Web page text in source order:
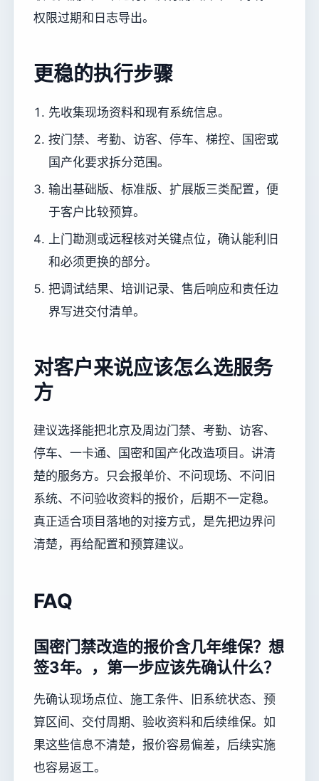
权限过期和日志导出。
更稳的执行步骤
先收集现场资料和现有系统信息。
按门禁、考勤、访客、停车、梯控、国密或
国产化要求拆分范围。
输出基础版、标准版、扩展版三类配置，便
于客户比较预算。
上门勘测或远程核对关键点位，确认能利旧
和必须更换的部分。
把调试结果、培训记录、售后响应和责任边
界写进交付清单。
对客户来说应该怎么选服务
方
建议选择能把北京及周边门禁、考勤、访客、
停车、一卡通、国密和国产化改造项目。讲清
楚的服务方。只会报单价、不问现场、不问旧
系统、不问验收资料的报价，后期不一定稳。
真正适合项目落地的对接方式，是先把边界问
清楚，再给配置和预算建议。
FAQ
国密门禁改造的报价含几年维保？想
签3年。，第一步应该先确认什么？
先确认现场点位、施工条件、旧系统状态、预
算区间、交付周期、验收资料和后续维保。如
果这些信息不清楚，报价容易偏差，后续实施
也容易返工。